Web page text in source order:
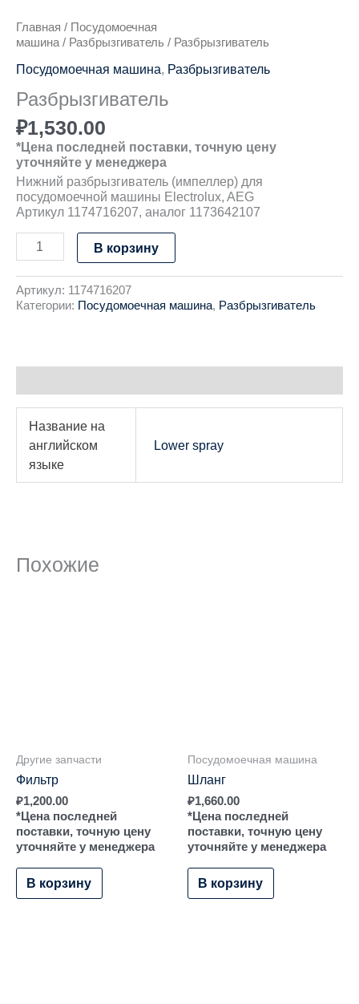
Главная / Посудомоечная
машина/ Разбрызгиватель / Разбрызгиватель
Посудомоечная машина Разбрызгиватель
Разбрызгиватель
₽1,530.00
*Цена последней поставки, точную цену
уточняйте у менеджера
Нижний разбрызгиватель (импеллер) для
посудомоечной машины Electrolux, AEG
Артикул 1174716207, аналог 1173642107
В корзину
Артикул: 1174716207
Категории: Посудомоечная машина, Разбрызгиватель
Название на
английском
языке
Lower spray
Похожие
Другие запчасти
Фильтр
₽1,200.00
*Цена последней
поставки, точную цену
уточняйте у менеджера
В корзину
Посудомоечная машина
Шланг
₽1,660.00
*Цена последней
поставки, точную цену
уточняйте у менеджера
В корзину